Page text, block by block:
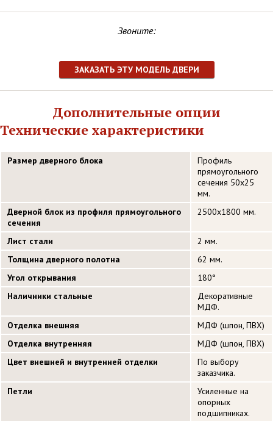
Звоните:
ЗАКАЗАТЬ ЭТУ МОДЕЛЬ ДВЕРИ
Дополнительные опции
Технические характеристики
Размер дверного блока
Профиль
прямоугольного
сечения 50х25
мм.
Дверной блок из профиля прямоугольного
сечения
2500х1800 мм.
Лист стали
2 мм.
Толщина дверного полотна
62 мм.
Угол открывания
180°
Наличники стальные
Декоративные
МДФ.
Отделка внешняя
МДФ (шпон, ПВХ)
Отделка внутренняя
МДФ (шпон, ПВХ)
Цвет внешней и внутренней отделки
По выбору
заказчика.
Петли
Усиленные на
опорных
подшипниках.